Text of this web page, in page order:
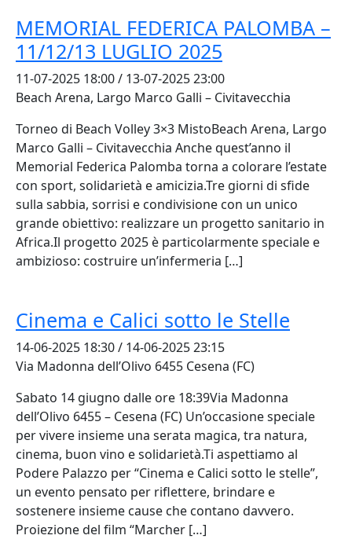
MEMORIAL FEDERICA PALOMBA –
11/12/13 LUGLIO 2025
11-07-2025 18:00 / 13-07-2025 23:00
Beach Arena, Largo Marco Galli – Civitavecchia
Torneo di Beach Volley 3×3 MistoBeach Arena, Largo
Marco Galli – Civitavecchia Anche quest’anno il
Memorial Federica Palomba torna a colorare l’estate
con sport, solidarietà e amicizia.Tre giorni di sfide
sulla sabbia, sorrisi e condivisione con un unico
grande obiettivo: realizzare un progetto sanitario in
Africa.Il progetto 2025 è particolarmente speciale e
ambizioso: costruire un’infermeria […]
Cinema e Calici sotto le Stelle
14-06-2025 18:30 / 14-06-2025 23:15
Via Madonna dell’Olivo 6455 Cesena (FC)
Sabato 14 giugno dalle ore 18:39Via Madonna
dell’Olivo 6455 – Cesena (FC) Un’occasione speciale
per vivere insieme una serata magica, tra natura,
cinema, buon vino e solidarietà.Ti aspettiamo al
Podere Palazzo per “Cinema e Calici sotto le stelle”,
un evento pensato per riflettere, brindare e
sostenere insieme cause che contano davvero.
Proiezione del film “Marcher […]